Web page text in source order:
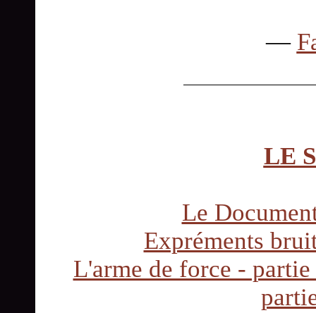
—
LE
Le
Expréments
L'arme de force - partie